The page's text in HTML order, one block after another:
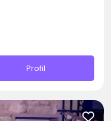
Profil